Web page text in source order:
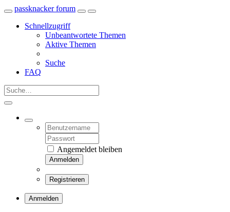
passknacker forum
Schnellzugriff
Unbeantwortete Themen
Aktive Themen
Suche
FAQ
Angemeldet bleiben
Anmelden
Registrieren
Anmelden